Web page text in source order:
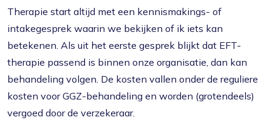
Therapie start altijd met een kennismakings- of
intakegesprek waarin we bekijken of ik iets kan
betekenen. Als uit het eerste gesprek blijkt dat EFT-
therapie passend is binnen onze organisatie, dan kan
behandeling volgen. De kosten vallen onder de reguliere
kosten voor GGZ-behandeling en worden (grotendeels)
vergoed door de verzekeraar.